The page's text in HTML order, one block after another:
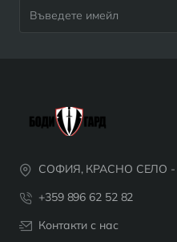
имейл
СОФИЯ, КРАСНО СЕЛО -
+359 896 62 52 82
Контакти с нас